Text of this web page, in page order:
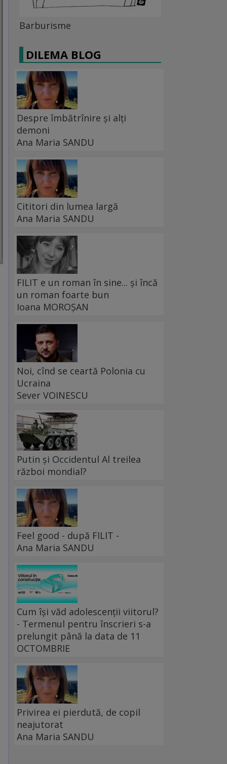
Barburisme
DILEMA BLOG
Despre îmbătrînire și alți
demoni
Ana Maria SANDU
Cititori din lumea largă
Ana Maria SANDU
FILIT e un roman în sine... și încă
un roman foarte bun
Ioana MOROȘAN
Noi, cînd se ceartă Polonia cu
Ucraina
Sever VOINESCU
Putin și Occidentul Al treilea
război mondial?
Feel good - după FILIT -
Ana Maria SANDU
Cum își văd adolescenții viitorul?
- Termenul pentru înscrieri s-a
prelungit până la data de 11
OCTOMBRIE
Privirea ei pierdută, de copil
neajutorat
Ana Maria SANDU